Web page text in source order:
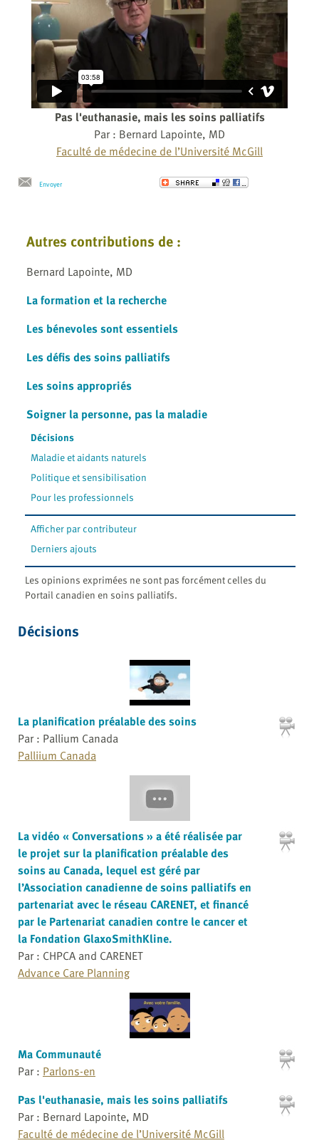
Pas l'euthanasie, mais les soins palliatifs
Par : Bernard Lapointe, MD
Faculté de médecine de l’Université McGill
Envoyer
Autres contributions de :
Bernard Lapointe, MD
La formation et la recherche
Les bénevoles sont essentiels
Les défis des soins palliatifs
Les soins appropriés
Soigner la personne, pas la maladie
Décisions
Maladie et aidants naturels
Politique et sensibilisation
Pour les professionnels
Afficher par contributeur
Derniers ajouts
Les opinions exprimées ne sont pas forcément celles du
Portail canadien en soins palliatifs.
Décisions
La planification préalable des soins
Par : Pallium Canada
Palliium Canada
La vidéo « Conversations » a été réalisée par
le projet sur la planification préalable des
soins au Canada, lequel est géré par
l’Association canadienne de soins palliatifs en
partenariat avec le réseau CARENET, et financé
par le Partenariat canadien contre le cancer et
la Fondation GlaxoSmithKline.
Par : CHPCA and CARENET
Advance Care Planning
Ma Communauté
Par : Parlons-en
Pas l'euthanasie, mais les soins palliatifs
Par : Bernard Lapointe, MD
Faculté de médecine de l’Université McGill